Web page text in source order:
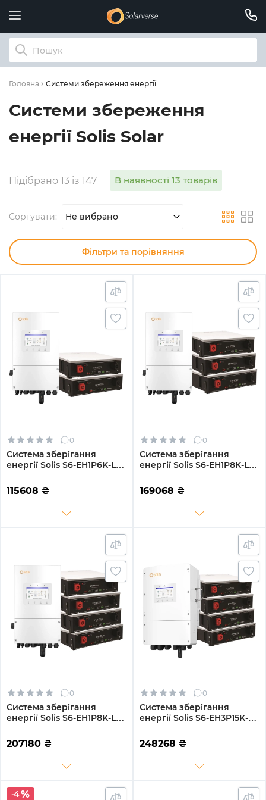
Головна Системи збереження енергії
Системи збереження
енергії Solis Solar
Підібрано 13 із 147 В наявності 13 товарів
Сортувати: Не вибрано
Фільтри та порівняння
0
Система зберігання
енергії Solis S6-EH1P6K-L-
10.24kWh 2BAT LiFePO4
6000 циклів
115608 ₴
0
Система зберігання
енергії Solis S6-EH1P8K-L-
15.36kWh 3BAT LiFePO4
6000 циклів
169068 ₴
0
Система зберігання
енергії Solis S6-EH1P8K-L-
20.48kWh 4BAT LiFePO4
6000 циклів
207180 ₴
0
Система зберігання
енергії Solis S6-EH3P15K-L-
20.48kWh 4BAT LiFePO4
6000 циклів
248268 ₴
-4